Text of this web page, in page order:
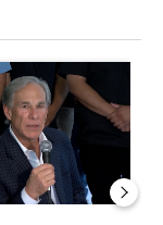
obtains
article titled